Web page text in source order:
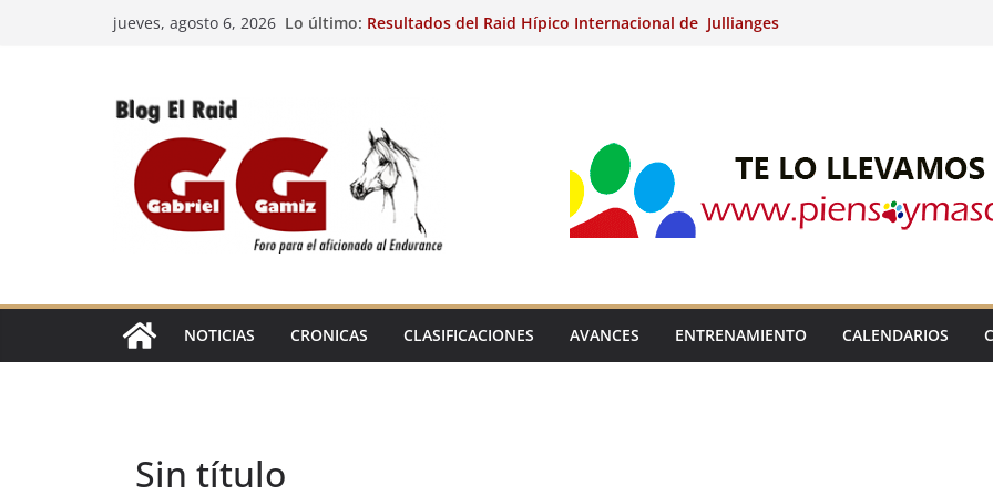
jueves, agosto 6, 2026 Lo último: Resultados del Raid Hípico Internacional de Jullianges
Raid Hípico Eladina Kung (Badajoz).
Resultados del Raid Hípico Internacional de Jullianges
(FRA). 4/8/26.
EL
NOTICIAS CRONICAS CLASIFICACIONES AVANCES ENTRENAMIENTO CALENDARIOS
Sin título